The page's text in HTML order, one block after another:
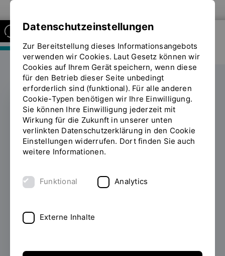
FAKULTÄT MASCHINENBAU
Internationaler
Workshop rund um
muskuloskelettale
Belastungen
vom Labor für Biomechanik leitete Prof. Dr.-
Ing. Sebastian Dendorfer einen
unter anderem mit der Berechnung von
Datenschutzeinstellungen
Zur Bereitstellung dieses Informationsangebots
verwenden wir Cookies. Laut Gesetz können wir
Cookies auf Ihrem Gerät speichern, wenn diese
für den Betrieb dieser Seite unbedingt
erforderlich sind (funktional). Für alle anderen
Cookie-Typen benötigen wir Ihre Einwilligung.
Sie können Ihre Einwilligung jederzeit mit
Wirkung für die Zukunft in unserer unten
verlinkten Datenschutzerklärung in den Cookie
Einstellungen widerrufen. Dort finden Sie auch
weitere Informationen.
Funktional Analytics
Externe Inhalte